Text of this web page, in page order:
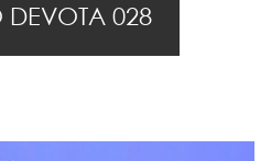
DEVOTA 028